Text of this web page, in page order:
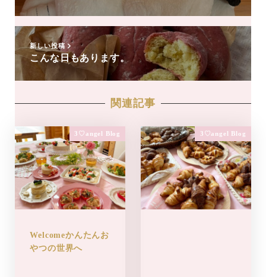
新しい投稿
こんな日もあります。
関連記事
3♡angel Blog
Welcomeかんたんお
やつの世界へ
3♡angel Blog